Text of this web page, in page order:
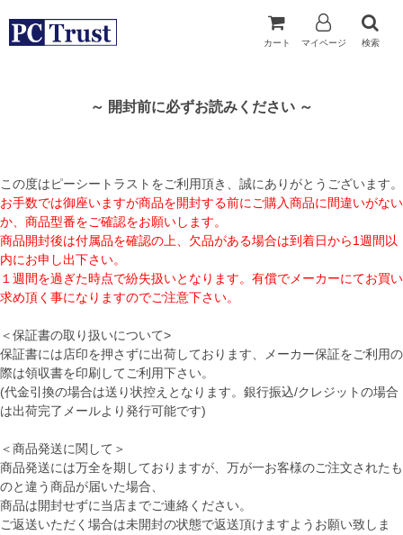
カート マイページ 検索
～ 開封前に必ずお読みください ～
この度はピーシートラストをご利用頂き、誠にありがとうございます。
お手数では御座いますが商品を開封する前にご購入商品に間違いがない
か、商品型番をご確認をお願いします。
商品開封後は付属品を確認の上、欠品がある場合は到着日から1週間以
内にお申し出下さい。
１週間を過ぎた時点で紛失扱いとなります。有償でメーカーにてお買い
求め頂く事になりますのでご注意下さい。
＜保証書の取り扱いについて>
保証書には店印を押さずに出荷しております、メーカー保証をご利用の
際は領収書を印刷してご利用下さい。
(代金引換の場合は送り状控えとなります。銀行振込/クレジットの場合
は出荷完了メールより発行可能です)
＜商品発送に関して＞
商品発送には万全を期しておりますが、万が一お客様のご注文されたも
のと違う商品が届いた場合、
商品は開封せずに当店までご連絡ください。
ご返送いただく場合は未開封の状態で返送頂けますようお願い致しま